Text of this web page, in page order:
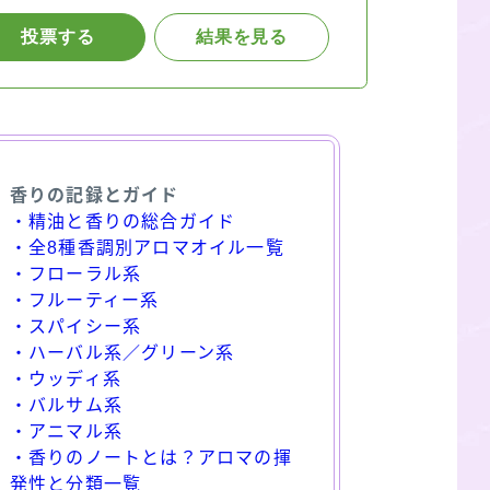
香りの記録とガイド
・精油と香りの総合ガイド
・全8種香調別アロマオイル一覧
・フローラル系
・フルーティー系
・スパイシー系
・ハーバル系／グリーン系
・ウッディ系
・バルサム系
・アニマル系
・香りのノートとは？アロマの揮
発性と分類一覧